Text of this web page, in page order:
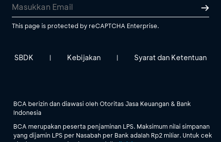
This page is protected by reCAPTCHA Enterprise.
SBDK | Kebijakan | Syarat dan Ketentuan
BCA berizin dan diawasi oleh Otoritas Jasa Keuangan & Bank
Indonesia
BCA merupakan peserta penjaminan LPS. Maksimum nilai simpanan
yang dijamin LPS per Nasabah per Bank adalah Rp2 miliar. Untuk cek